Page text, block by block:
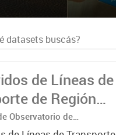
de Líneas de
de Región
de
Observatorio de
Estudio y Sistemas